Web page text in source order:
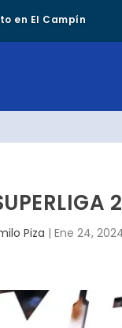
en El Campín
Piza | Ene 24,